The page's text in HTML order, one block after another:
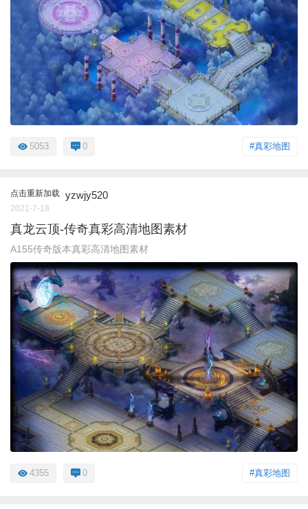
#真彩地图
5053 0
点击重新加载 yzwjy520
2021-7-18
真龙云顶-传奇真彩高清地图素材
A155传奇版本真彩高清地图素材
#真彩地图
4355 0